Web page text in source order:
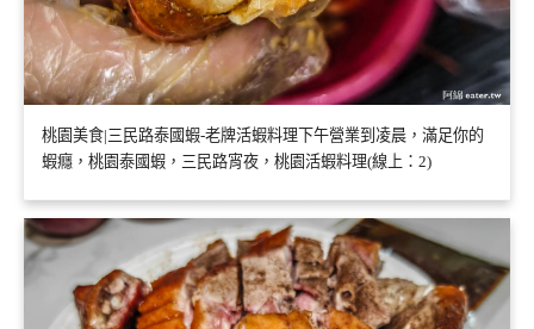
桃園美食|三民路泰國蝦-老牌活蝦料理下午營業到凌晨，滿足你的
蝦癮，桃園泰國蝦，三民路宵夜，桃園活蝦料理(線上：2)